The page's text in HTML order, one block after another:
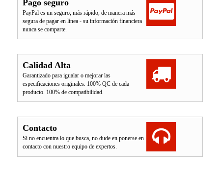
Pago seguro
PayPal es un seguro, más rápido, de manera más
segura de pagar en línea - su información financiera
nunca se comparte.
Calidad Alta
Garantizado para igualar o mejorar las
especificaciones originales. 100% QC de cada
producto. 100% de compatibilidad.
Contacto
Si no encuentra lo que busca, no dude en ponerse en
contacto con nuestro equipo de expertos.